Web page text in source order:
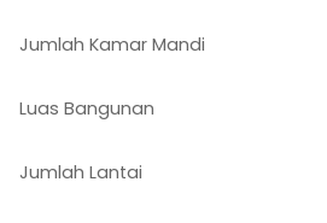
Jumlah Kamar Mandi
Luas Bangunan
Jumlah Lantai